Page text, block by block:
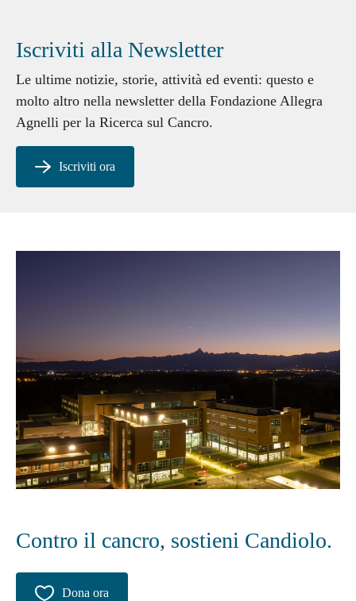
Iscriviti alla Newsletter
Le ultime notizie, storie, attività ed eventi: questo e
molto altro nella newsletter della Fondazione Allegra
Agnelli per la Ricerca sul Cancro.
Iscriviti ora
Contro il cancro, sostieni Candiolo.
Dona ora